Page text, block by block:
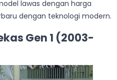
lawas dengan harga
dengan teknologi modern.
Gen 1 (2003-